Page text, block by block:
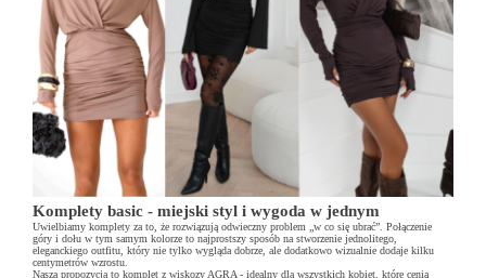
Komplety basic - miejski styl i wygoda w jednym
Uwielbiamy komplety za to, że rozwiązują odwieczny problem „w co się ubrać”. Połączenie
góry i dołu w tym samym kolorze to najprostszy sposób na stworzenie jednolitego,
eleganckiego outfitu, który nie tylko wygląda dobrze, ale dodatkowo wizualnie dodaje kilku
centymetrów wzrostu.
Nasza propozycja to komplet z wiskozy AGRA - idealny dla wszystkich kobiet, które cenią